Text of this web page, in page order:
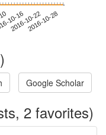
10-16
2016-10-222016-10-28
Google Scholar
2 favorites)